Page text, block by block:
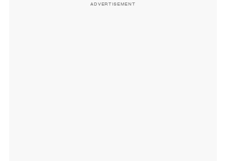
ADVERTISEMENT